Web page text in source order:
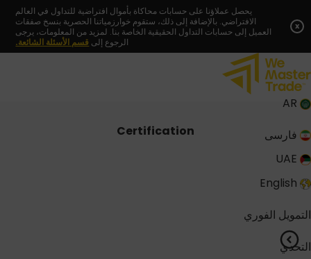
to
يحصل عملاؤنا على حسابات محاكاة بأموال افتراضية للتداول في العالم
الافتراضي. بالإضافة إلى ذلك، ستقوم خوارزمياتنا الحصرية بنسخ صفقات
العميل إلى حسابات التداول الحقيقية الخاصة بنا. لمزيد من المعلومات، يرجى
الرجوع إلى قسم الأسئلة الشائعة.
x
فارسی
التمويل الفوري
التحدي
Certification